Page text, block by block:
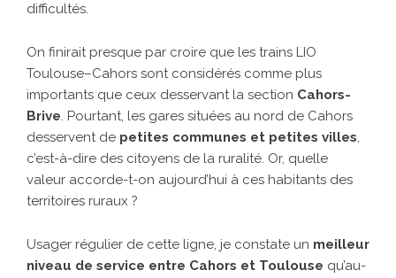
difficultés.
On finirait presque par croire que les trains LIO
Toulouse–Cahors sont considérés comme plus
importants que ceux desservant la section Cahors-
Brive. Pourtant, les gares situées au nord de Cahors
desservent de petites communes et petites villes,
c’est-à-dire des citoyens de la ruralité. Or, quelle
valeur accorde-t-on aujourd’hui à ces habitants des
territoires ruraux ?
Usager régulier de cette ligne, je constate un meilleur
niveau de service entre Cahors et Toulouse qu’au-